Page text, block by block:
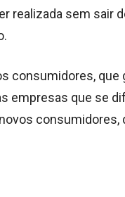
realizada sem sair
consumidores, que
empresas que se
consumidores,